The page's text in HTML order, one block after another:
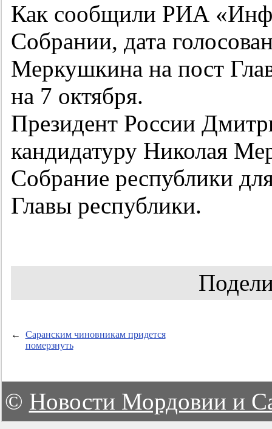
Как сообщили РИА
Собрании, дата
Меркушкина на пост
на 7 октября.
Президент России
кандидатуру Николая
Собрание республики
Главы республики.
←
Саранским чиновникам придется
померзнуть
© Новости Мордовии и